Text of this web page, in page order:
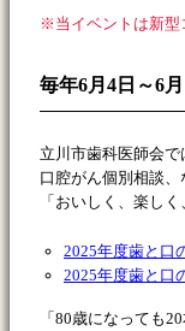
※当イベントは新型
毎年6月4日～6
立川市歯科医師会
口腔がん個別相談
「おいしく、楽し
2025年度歯と口
2025年度歯と口
「80歳になっても